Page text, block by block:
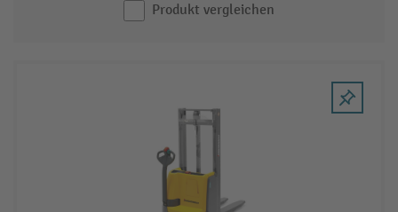
Produkt vergleichen